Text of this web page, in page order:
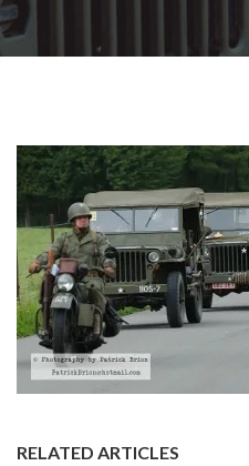
RELATED ARTICLES